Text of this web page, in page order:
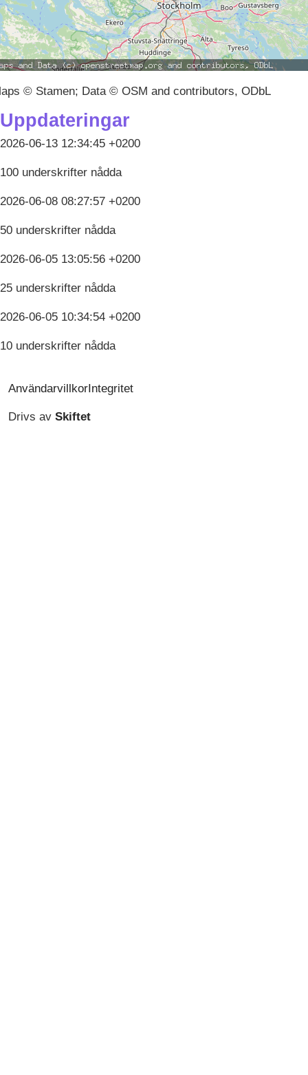
© Stamen; Data © OSM and contributors, ODbL
Uppdateringar
2026-06-13 12:34:45 +0200
100 underskrifter nådda
2026-06-08 08:27:57 +0200
50 underskrifter nådda
2026-06-05 13:05:56 +0200
25 underskrifter nådda
2026-06-05 10:34:54 +0200
10 underskrifter nådda
AnvändarvillkorIntegritet
Drivs av Skiftet